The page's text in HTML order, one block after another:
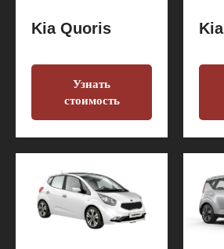
Kia Quoris
Узнать
стоимость